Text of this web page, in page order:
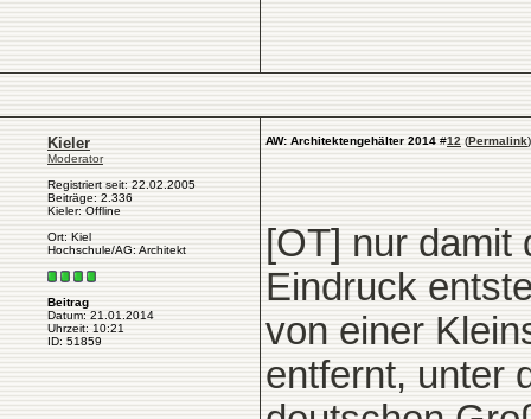
Kieler
Moderator
Registriert seit: 22.02.2005
Beiträge: 2.336
Kieler: Offline
Ort: Kiel
Hochschule/AG: Architekt
Beitrag
Datum: 21.01.2014
Uhrzeit: 10:21
ID: 51859
AW: Architektengehälter 2014 #12 (Permalink)
[OT] nur damit
Eindruck
von einer
entfernt, unter